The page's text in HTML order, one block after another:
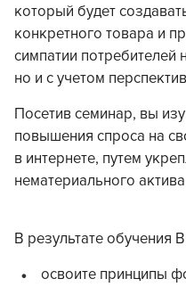
который будет
конкретного товара и
симпатии потребителей
но и с учетом
Посетив семинар, вы
повышения спроса на
в интернете, путем
нематериального
В результате обучения
освоите принципы